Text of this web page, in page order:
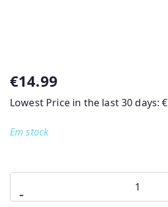
€14.99
Lowest Price in the last 30 days:€
Em stock
-
de